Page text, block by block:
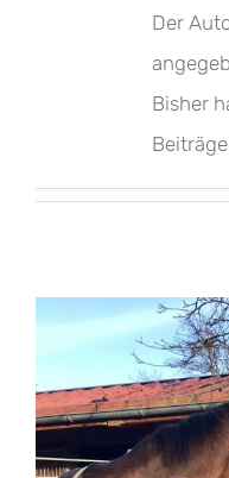
Der
Bisher